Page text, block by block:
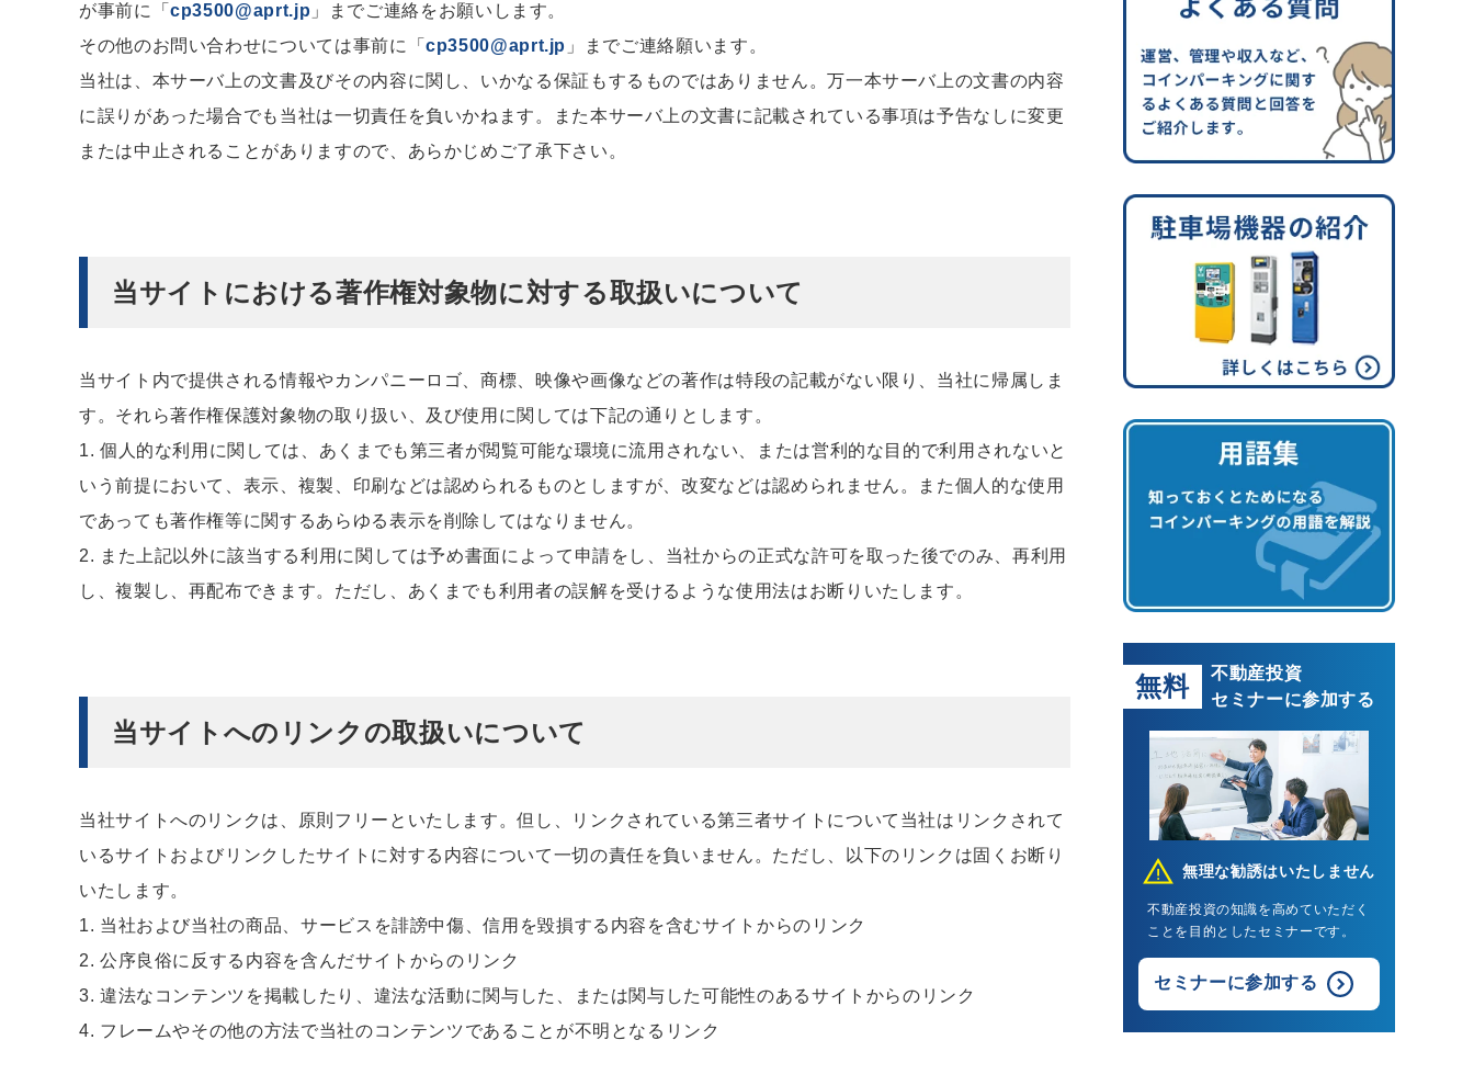
が事前に「cp3500@aprt.jp 」までご連絡をお願いします。
その他のお問い合わせについては事前に「cp3500@aprt.jp 」までご連絡願います。
当社は、本サーバ上の文書及びその内容に関し、いかなる保証もするものではありません。万一本サーバ上の文書の内容
に誤りがあった場合でも当社は一切責任を負いかねます。また本サーバ上の文書に記載されている事項は予告なしに変更
または中止されることがありますので、あらかじめご了承下さい。
当サイトにおける著作権対象物に対する取扱いについて
当サイト内で提供される情報やカンパニーロゴ、商標、映像や画像などの著作は特段の記載がない限り、当社に帰属しま
す。それら著作権保護対象物の取り扱い、及び使用に関しては下記の通りとします。
1. 個人的な利用に関しては、あくまでも第三者が閲覧可能な環境に流用されない、または営利的な目的で利用されないと
いう前提において、表示、複製、印刷などは認められるものとしますが、改変などは認められません。また個人的な使用
であっても著作権等に関するあらゆる表示を削除してはなりません。
2. また上記以外に該当する利用に関しては予め書面によって申請をし、当社からの正式な許可を取った後でのみ、再利用
し、複製し、再配布できます。ただし、あくまでも利用者の誤解を受けるような使用法はお断りいたします。
当サイトへのリンクの取扱いについて
当社サイトへのリンクは、原則フリーといたします。但し、リンクされている第三者サイトについて当社はリンクされて
いるサイトおよびリンクしたサイトに対する内容について一切の責任を負いません。ただし、以下のリンクは固くお断り
いたします。
1. 当社および当社の商品、サービスを誹謗中傷、信用を毀損する内容を含むサイトからのリンク
2. 公序良俗に反する内容を含んだサイトからのリンク
3. 違法なコンテンツを掲載したり、違法な活動に関与した、または関与した可能性のあるサイトからのリンク
4. フレームやその他の方法で当社のコンテンツであることが不明となるリンク
無料
不動産投資
セミナーに参加する
無理な勧誘はいたしません
不動産投資の知識を高めていただく
ことを目的としたセミナーです。
セミナーに参加する